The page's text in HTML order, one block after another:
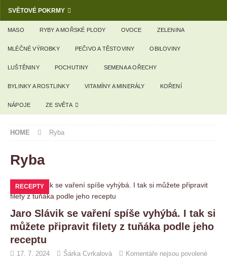
SVĚTOVÉ POKRMY
MASO RYBY A MOŘSKÉ PLODY OVOCE ZELENINA
MLÉČNÉ VÝROBKY PEČIVO A TĚSTOVINY OBILOVINY
LUŠTĚNINY POCHUTINY SEMENA A OŘECHY
BYLINKY A ROSTLINKY VITAMÍNY A MINERÁLY KOŘENÍ
NÁPOJE ZE SVĚTA
HOME Ryba
Ryba
RECEPTY
Jaro Slávik se vaření spíše vyhýbá. I tak si
můžete připravit filety z tuňáka podle jeho
receptu
17. 7. 2024 Šárka Cvrkalová Komentáře nejsou povolené